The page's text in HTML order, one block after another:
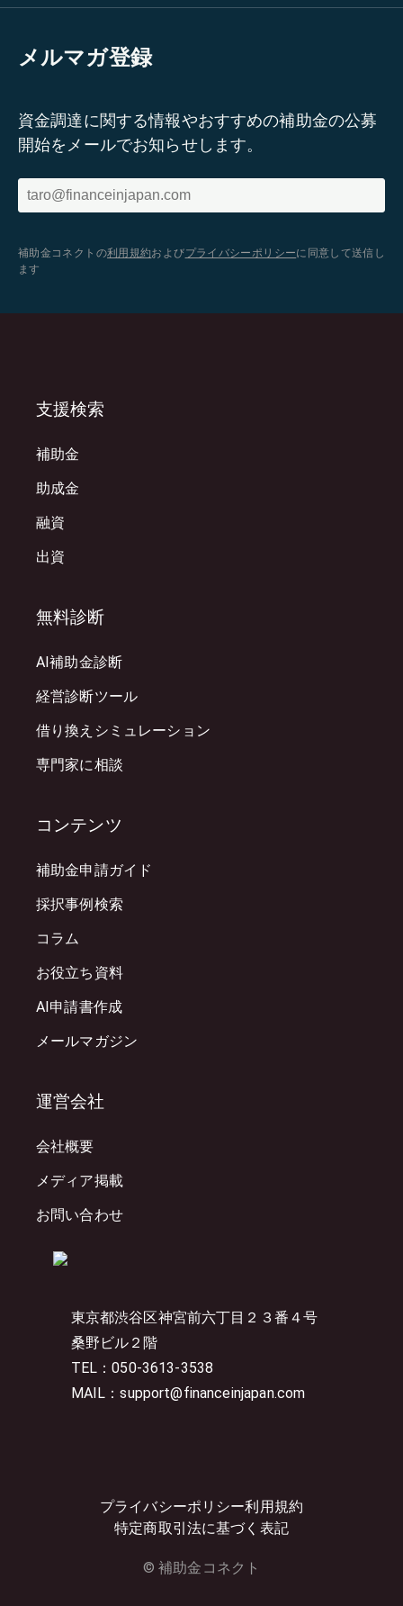
メルマガ登録
資金調達に関する情報やおすすめの補助金の公募
開始をメールでお知らせします。
補助金コネクトの利用規約およびプライバシーポリシーに同意して送信し
ます
東京都渋谷区神宮前六丁目２３番４号
桑野ビル２階
TEL：050-3613-3538
MAIL：support@financeinjapan.com
プライバシーポリシー利用規約
特定商取引法に基づく表記
© 補助金コネクト
支援検索
補助金
助成金
融資
出資
無料診断
AI補助金診断
経営診断ツール
借り換えシミュレーション
専門家に相談
コンテンツ
補助金申請ガイド
採択事例検索
コラム
お役立ち資料
AI申請書作成
メールマガジン
運営会社
会社概要
メディア掲載
お問い合わせ